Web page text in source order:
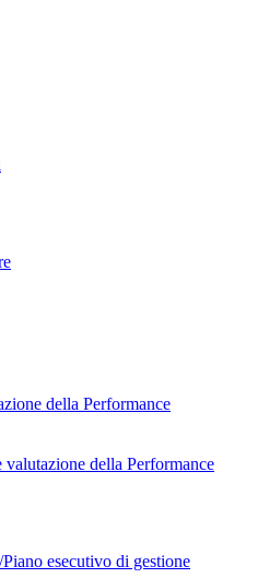
della Performance
valutazione della Performance
esecutivo di gestione